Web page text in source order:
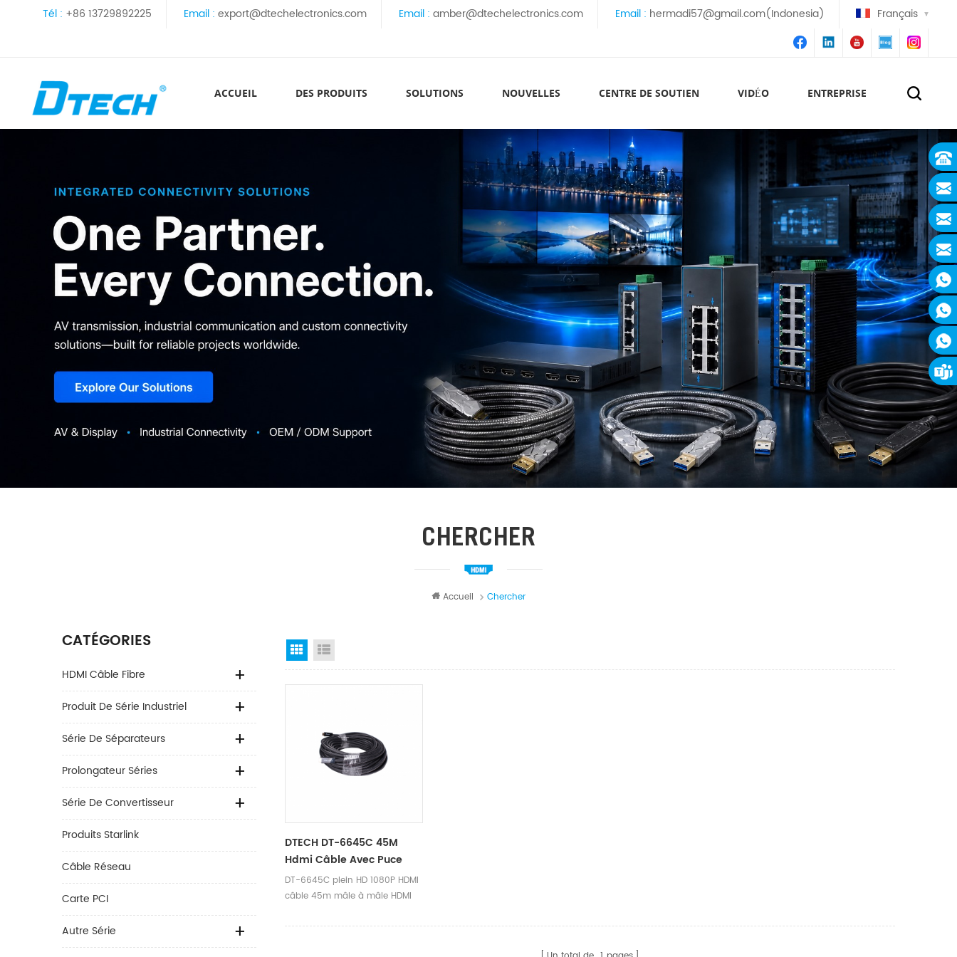
Tél : +86 13729892225 Email : export@dtechelectronics.com Email : amber@dtechelectronics.com Email : hermadi57@gmail.com(Indonesia) Français
ACCUEIL DES PRODUITS SOLUTIONS NOUVELLES CENTRE DE SOUTIEN VIDÉO ENTREPRISE
CHERCHER
Accueil Chercher
CATÉGORIES
HDMI Câble Fibre
Produit De Série Industriel
Série De Séparateurs
Prolongateur Séries
Série De Convertisseur
Produits Starlink
Câble Réseau
Carte PCI
Autre Série
Grid View
DTECH DT-6645C 45M
Hdmi Câble Avec Puce
DT-6645C plein HD 1080P HDMI
câble 45m mâle à mâle HDMI
d'amplificateur est une haute